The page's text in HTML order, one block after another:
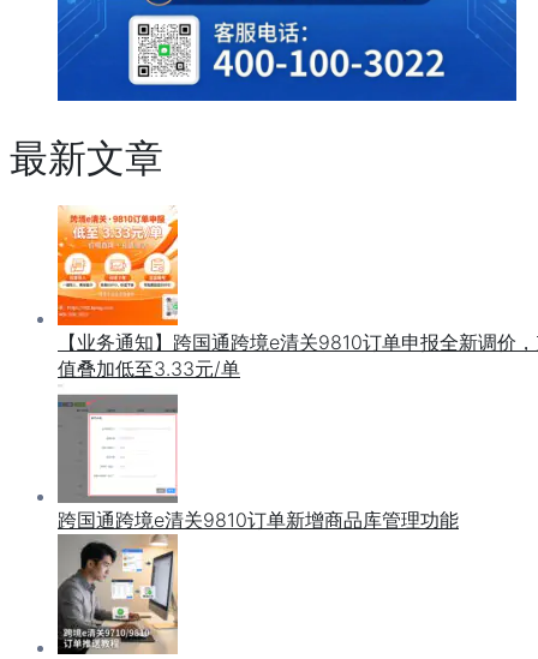
最新文章
【业务通知】跨国通跨境e清关9810订单申报全新调价
值叠加低至3.33元/单
跨国通跨境e清关9810订单新增商品库管理功能